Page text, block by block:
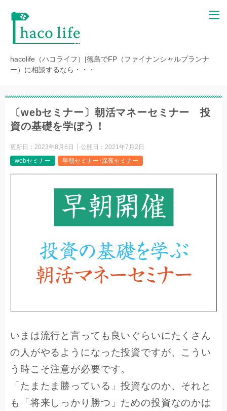
hacolife（ハコライフ）|徳島でFP（ファイナンシャルプランナ
ー）に相談するなら・・・
〔webセミナー〕朝活マネーセミナー 投
資の基礎を学ぼう！
更新日： 2023年8月6日 公開日： 2021年7月2日
webセミナー
早朝セミナー･深夜セミナー
いまは流行と言っても良いぐらいにたくさん
の人がやるようになった投資ですが、こうい
う時こそ注意が必要です。
「たまたま勝っている」投資なのか、それと
も「将来しっかり勝つ」ための投資なのかは